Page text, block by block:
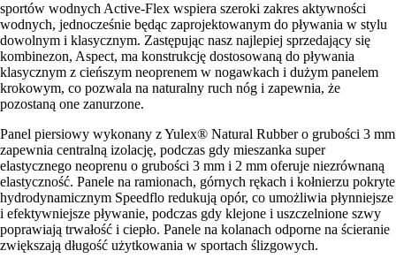
sportów wodnych Active-Flex wspiera szeroki zakres aktywności
wodnych, jednocześnie będąc zaprojektowanym do pływania w stylu
dowolnym i klasycznym. Zastępując nasz najlepiej sprzedający się
kombinezon, Aspect, ma konstrukcję dostosowaną do pływania
klasycznym z cieńszym neoprenem w nogawkach i dużym panelem
krokowym, co pozwala na naturalny ruch nóg i zapewnia, że
pozostaną one zanurzone.
Panel piersiowy wykonany z Yulex® Natural Rubber o grubości 3 mm
zapewnia centralną izolację, podczas gdy mieszanka super
elastycznego neoprenu o grubości 3 mm i 2 mm oferuje niezrównaną
elastyczność. Panele na ramionach, górnych rękach i kołnierzu pokryte
hydrodynamicznym Speedflo redukują opór, co umożliwia płynniejsze
i efektywniejsze pływanie, podczas gdy klejone i uszczelnione szwy
poprawiają trwałość i ciepło. Panele na kolanach odporne na ścieranie
zwiększają długość użytkowania w sportach ślizgowych.